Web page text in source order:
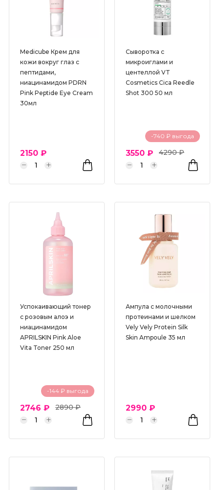
Medicube Крем для
кожи вокруг глаз с
пептидами,
ниацинамидом PDRN
Pink Peptide Eye Cream
30мл
2150 ₽
Сыворотка с
микроиглами и
центеллой VT
Cosmetics Cica Reedle
Shot 300 50 мл
-740 ₽ выгода
3550 ₽ 4290 ₽
Успокаивающий тонер
с розовым алоэ и
ниацинамидом
APRILSKIN Pink Aloe
Vita Toner 250 мл
-144 ₽ выгода
2746 ₽ 2890 ₽
Ампула с молочными
протеинами и шелком
Vely Vely Protein Silk
Skin Ampoule 35 мл
2990 ₽